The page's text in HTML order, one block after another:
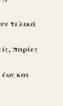
τελικά
παρίες
και